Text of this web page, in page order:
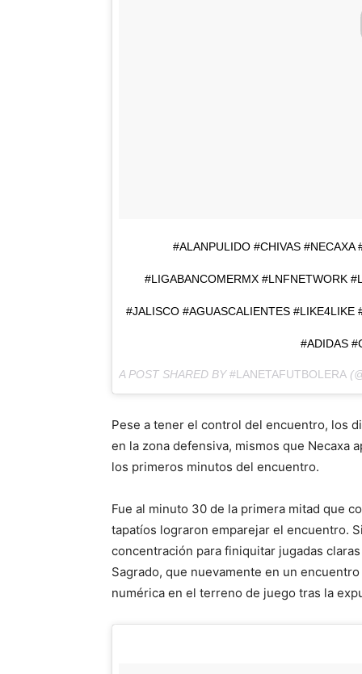
#ALANPULIDO #CHIVAS #NECAXA
#LIGABANCOMERMX #LNFNETWORK
#JALISCO #AGUASCALIENTES
#ADIDAS
A POST SHARED BY#LANETAFUTBOLERA
Pese a tener el control del encuentro, los
en la zona defensiva, mismos que Necaxa
los primeros minutos del encuentro.
Fue al minuto 30 de la primera mitad que
tapatíos lograron emparejar el encuentro.
concentración para finiquitar jugadas
Sagrado, que nuevamente en un
numérica en el terreno de juego tras la